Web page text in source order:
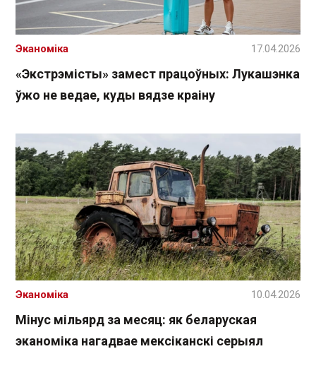
«Экстрэмісты» замест працоўных: Лукашэнка
ўжо не ведае, куды вядзе краіну
Эканоміка 17.04.2026
Мінус мільярд за месяц: як беларуская
эканоміка нагадвае мексіканскі серыял
Эканоміка 10.04.2026